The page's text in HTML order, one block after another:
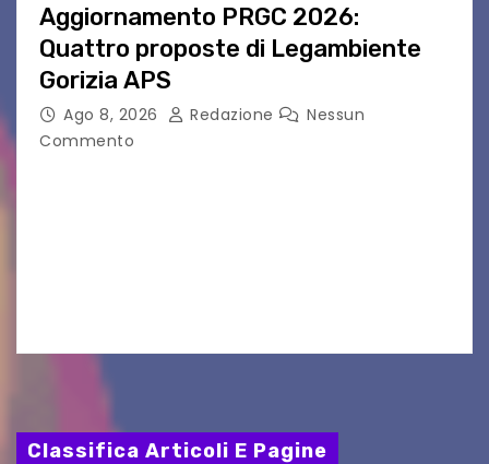
Aggiornamento PRGC 2026:
Quattro proposte di Legambiente
Gorizia APS
Ago 8, 2026 Redazione
Nessun
Commento
Classifica Articoli E Pagine